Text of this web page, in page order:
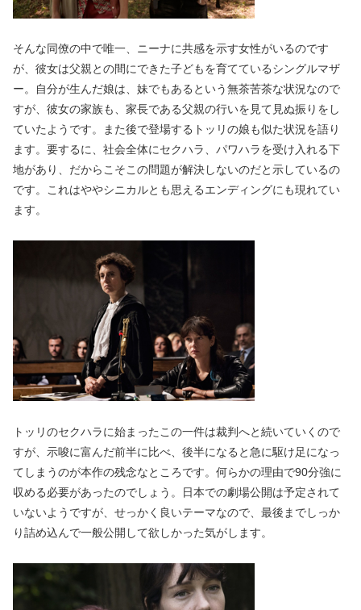
そんな同僚の中で唯一、ニーナに共感を示す女性がいるのです
が、彼女は父親との間にできた子どもを育てているシングルマザ
ー。自分が生んだ娘は、妹でもあるという無茶苦茶な状況なので
すが、彼女の家族も、家長である父親の行いを見て見ぬ振りをし
ていたようです。また後で登場するトッリの娘も似た状況を語り
ます。要するに、社会全体にセクハラ、パワハラを受け入れる下
地があり、だからこそこの問題が解決しないのだと示しているの
です。これはややシニカルとも思えるエンディングにも現れてい
ます。
トッリのセクハラに始まったこの一件は裁判へと続いていくので
すが、示唆に富んだ前半に比べ、後半になると急に駆け足になっ
てしまうのが本作の残念なところです。何らかの理由で90分強に
収める必要があったのでしょう。日本での劇場公開は予定されて
いないようですが、せっかく良いテーマなので、最後までしっか
り詰め込んで一般公開して欲しかった気がします。